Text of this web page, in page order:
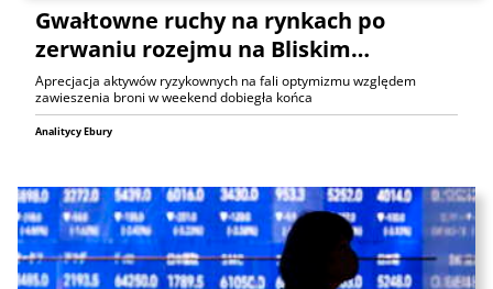
Gwałtowne ruchy na rynkach po
zerwaniu rozejmu na Bliskim…
Aprecjacja aktywów ryzykownych na fali optymizmu względem
zawieszenia broni w weekend dobiegła końca
Analitycy Ebury